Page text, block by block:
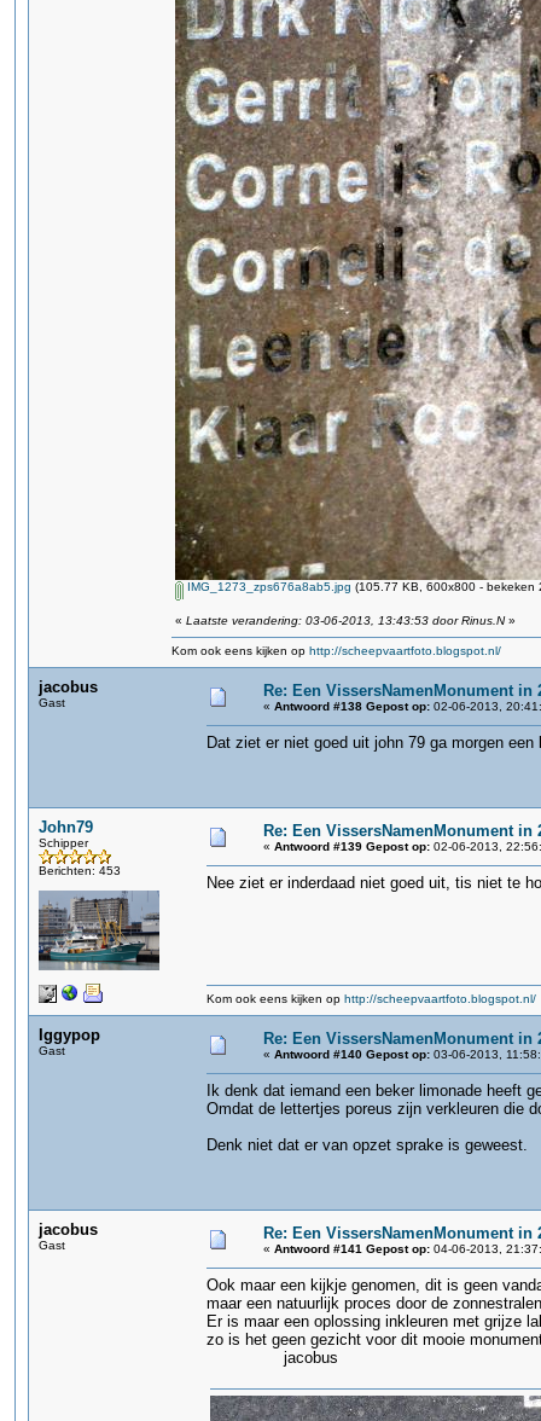
IMG_1273_zps676a8ab5.jpg (105.77 KB, 600x800 - bekeken
« Laatste verandering: 03-06-2013, 13:43:53 door Rinus.N»
Kom ook eens kijken op http://scheepvaartfoto.blogspot.nl/
jacobus
Gast
Re: Een VissersNamenMonument in
« Antwoord #138 Gepost op: 02-06-2013,
Dat ziet er niet goed uit john 79 ga morgen
John79
Schipper
Berichten: 453
Re: Een VissersNamenMonument in
« Antwoord #139 Gepost op: 02-06-2013,
Nee ziet er inderdaad niet goed uit, tis niet te
Kom ook eens kijken op http://scheepvaartfoto.blogspot.nl/
Iggypop
Gast
Re: Een VissersNamenMonument in
« Antwoord #140 Gepost op: 03-06-2013,
Ik denk dat iemand een beker limonade heeft
Omdat de lettertjes poreus zijn verkleuren die
Denk niet dat er van opzet sprake is geweest.
jacobus
Gast
Re: Een VissersNamenMonument in
« Antwoord #141 Gepost op: 04-06-2013,
Ook maar een kijkje genomen, dit is geen
maar een natuurlijk proces door de
Er is maar een oplossing inkleuren met grijze
zo is het geen gezicht voor dit mooie
jacobus